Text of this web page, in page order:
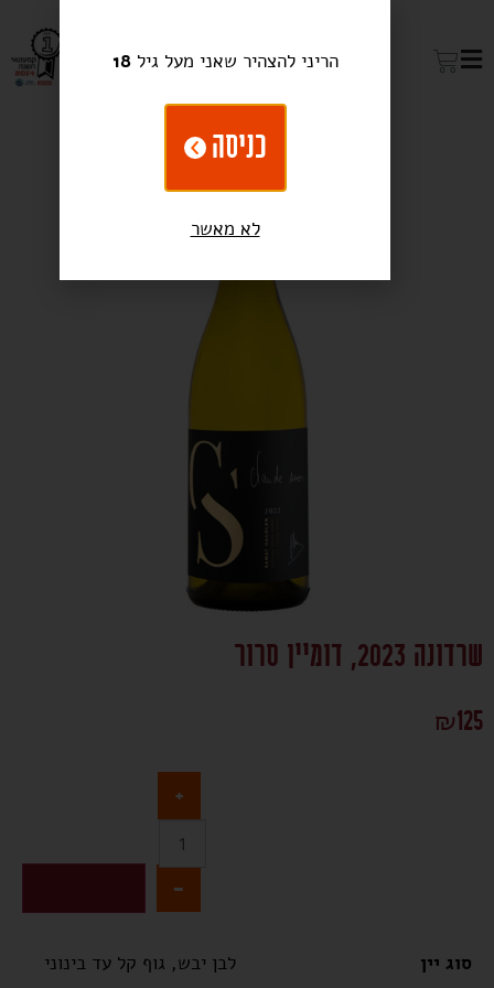
שרדונה 2023, דומיין סרור
₪125
+
-
סוג יין לבן יבש, גוף קל עד בינוני
הריני להצהיר שאני מעל גיל18
כניסה
לא מאשר